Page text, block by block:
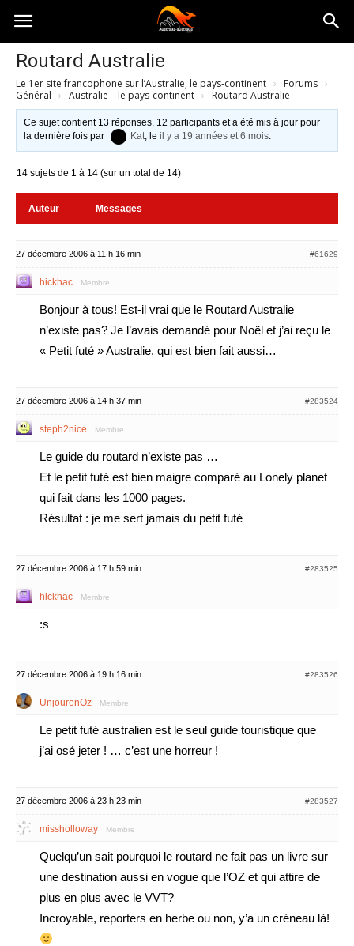
Australia-
australie.com
Routard Australie
Le 1er site francophone sur l’Australie, le pays-continent › Forums ›
Général › Australie – le pays-continent › Routard Australie
Ce sujet contient 13 réponses, 12 participants et a été mis à jour pour
la dernière fois par
Kat, leil y a 19 années et 6 mois.
14 sujets de 1 à 14 (sur un total de 14)
Auteur Messages
27 décembre 2006 à 11 h 16 min #61629
hickhac Membre
Bonjour à tous! Est-il vrai que le Routard Australie
n’existe pas? Je l’avais demandé pour Noël et j’ai reçu le
« Petit futé » Australie, qui est bien fait aussi…
27 décembre 2006 à 14 h 37 min #283524
steph2nice Membre
Le guide du routard n’existe pas …
Et le petit futé est bien maigre comparé au Lonely planet
qui fait dans les 1000 pages.
Résultat : je me sert jamais du petit futé
27 décembre 2006 à 17 h 59 min #283525
hickhac Membre
:s
27 décembre 2006 à 19 h 16 min #283526
UnjourenOz Membre
Le petit futé australien est le seul guide touristique que
j’ai osé jeter ! … c’est une horreur !
27 décembre 2006 à 23 h 23 min #283527
missholloway Membre
Quelqu’un sait pourquoi le routard ne fait pas un livre sur
une destination aussi en vogue que l’OZ et qui attire de
plus en plus avec le VVT?
Incroyable, reporters en herbe ou non, y’a un créneau là!